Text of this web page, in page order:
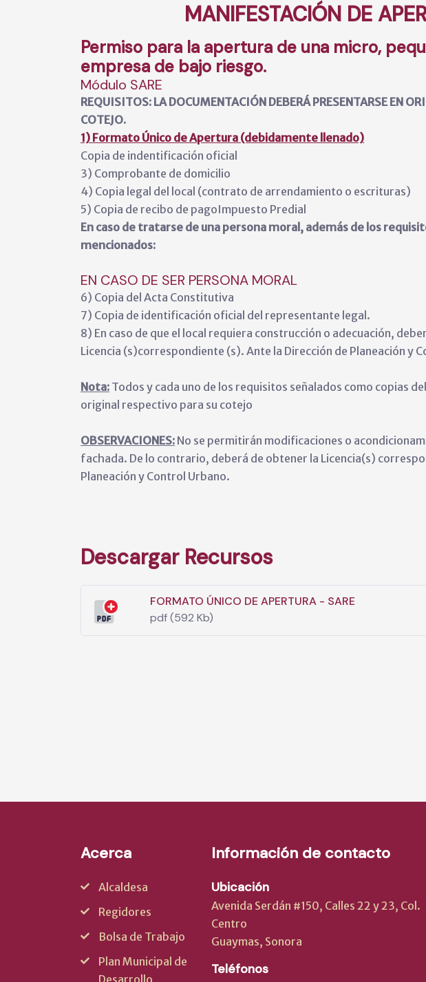
MANIFESTACIÓN DE
Permiso para la apertura de una micro,
empresa de bajo riesgo.
Módulo SARE
REQUISITOS: LA DOCUMENTACIÓN DEBERÁ PRESENTARSE EN
COTEJO.
1) Formato Único de Apertura (debidamente llenado)
Copia de indentificación oficial
3) Comprobante de domicilio
4) Copia legal del local (contrato de arrendamiento o escrituras)
5) Copia de recibo de pagoImpuesto Predial
En caso de tratarse de una persona moral, además de los
mencionados:
EN CASO DE SER PERSONA MORAL
6) Copia del Acta Constitutiva
7) Copia de identificación oficial del representante legal.
8) En caso de que el local requiera construcción o adecuación,
Licencia (s)correspondiente (s). Ante la Dirección de Planeación y
Nota: Todos y cada uno de los requisitos señalados como copias
original respectivo para su cotejo
OBSERVACIONES: No se permitirán modificaciones o
fachada. De lo contrario, deberá de obtener la Licencia(s)
Planeación y Control Urbano.
Descargar Recursos
FORMATO ÚNICO DE APERTURA - SARE
pdf (592 Kb)
Acerca
Alcaldesa
Regidores
Bolsa de Trabajo
Plan Municipal de
Desarrollo
Información de contacto
Ubicación
Avenida Serdán #150, Calles 22 y 23, Col.
Centro
Guaymas, Sonora
Teléfonos